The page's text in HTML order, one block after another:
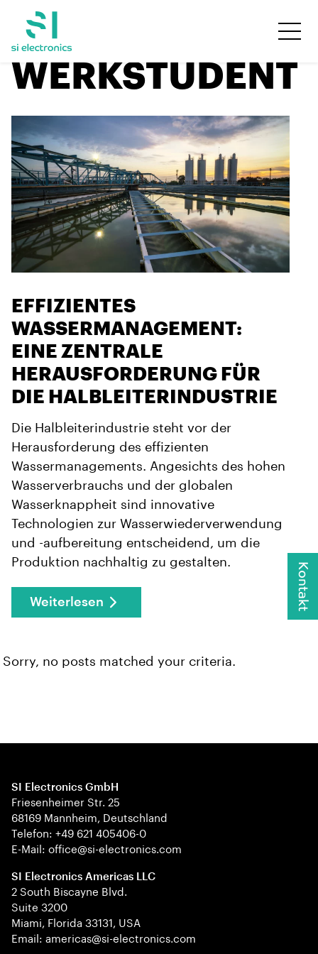
WERKSTUDENT
EFFIZIENTES
WASSERMANAGEMENT:
EINE ZENTRALE
HERAUSFORDERUNG FÜR
DIE HALBLEITERINDUSTRIE
Die Halbleiterindustrie steht vor der
Herausforderung des effizienten
Wassermanagements. Angesichts des hohen
Wasserverbrauchs und der globalen
Wasserknappheit sind innovative
Technologien zur Wasserwiederverwendung
und -aufbereitung entscheidend, um die
Produktion nachhaltig zu gestalten.
Weiterlesen
Sorry, no posts matched your criteria.
Kontakt
SI Electronics GmbH
Friesenheimer Str. 25
68169 Mannheim, Deutschland
Telefon: +49 621 405406-0
E-Mail: office@si-electronics.com
SI Electronics Americas LLC
2 South Biscayne Blvd.
Suite 3200
Miami, Florida 33131, USA
Email: americas@si-electronics.com